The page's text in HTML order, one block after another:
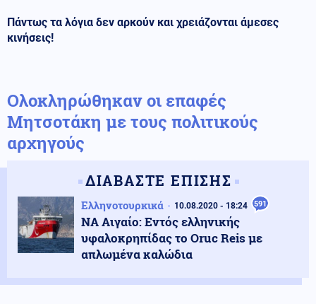
Πάντως τα λόγια δεν αρκούν και χρειάζονται άμεσες
κινήσεις!
Ολοκληρώθηκαν οι επαφές
Μητσοτάκη με τους πολιτικούς
αρχηγούς
ΔΙΑΒΑΣΤΕ ΕΠΙΣΗΣ
Ελληνοτουρκικά 10.08.2020 - 18:24 591
ΝΑ Αιγαίο: Εντός ελληνικής
υφαλοκρηπίδας το Oruc Reis με
απλωμένα καλώδια